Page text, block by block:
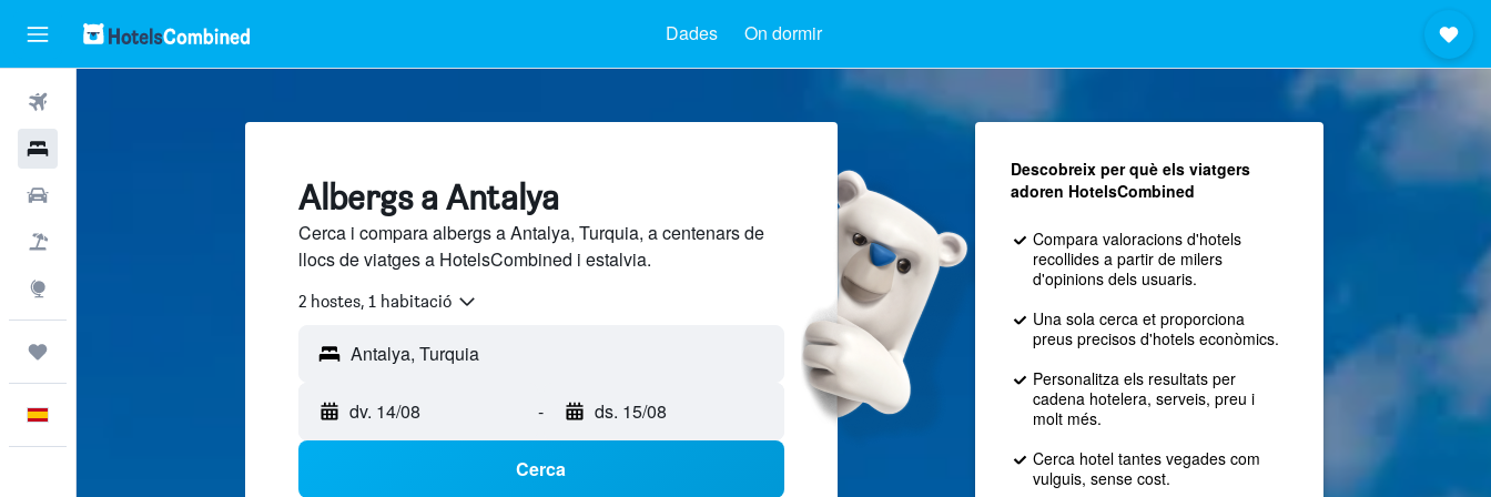
Dades On dormir
Albergs a Antalya
Cerca i compara albergs a Antalya, Turquia, a centenars de
llocs de viatges a HotelsCombined i estalvia.
2 hostes, 1 habitació
dv. 14/08 - ds. 15/08
Cerca
Descobreix per què els viatgers
adoren HotelsCombined
Compara valoracions d'hotels
recollides a partir de milers
d'opinions dels usuaris.
Una sola cerca et proporciona
preus precisos d'hotels econòmics.
Personalitza els resultats per
cadena hotelera, serveis, preu i
molt més.
Cerca hotel tantes vegades com
vulguis, sense cost.